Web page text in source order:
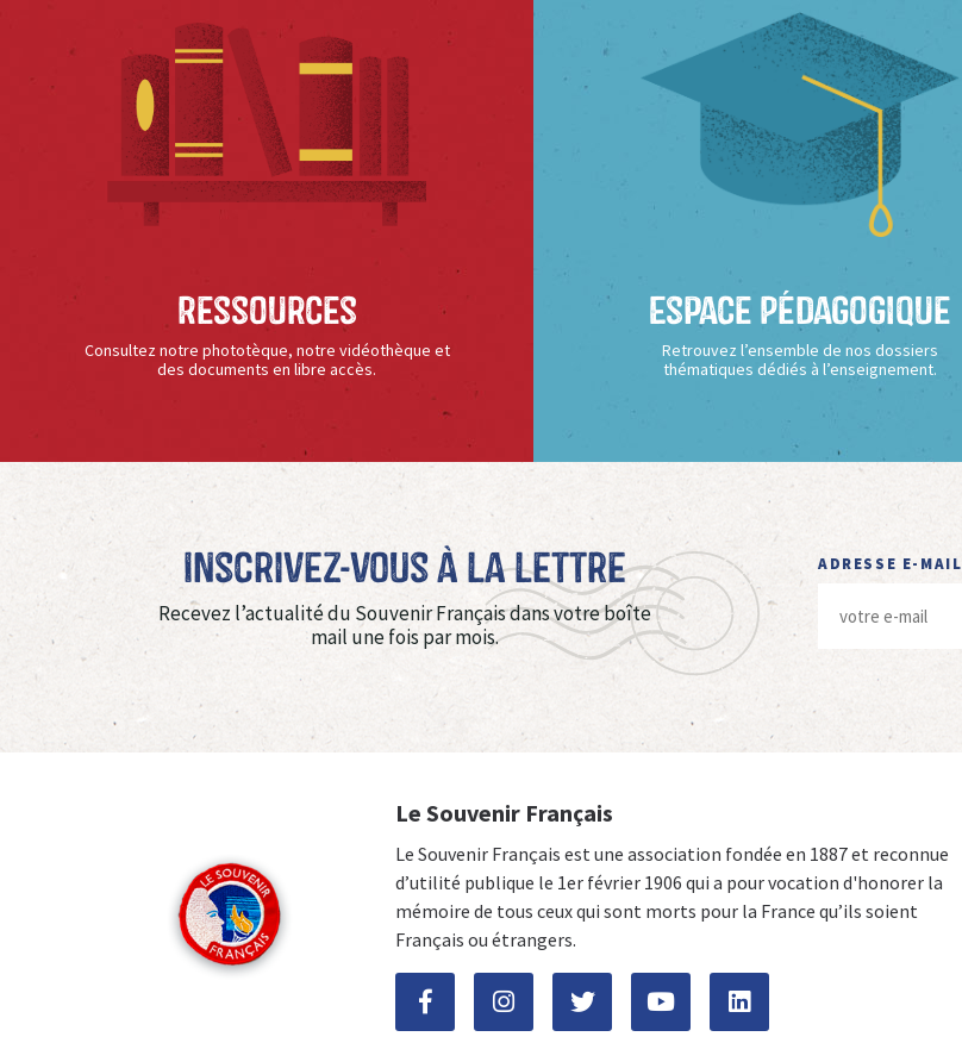
Ressources
Consultez notre phototèque, notre vidéothèque et
des documents en libre accès.
Espace Pédagogique
Retrouvez l’ensemble de nos dossiers
thématiques dédiés à l’enseignement.
Inscrivez-vous à La Lettre
Recevez l’actualité du Souvenir Français dans votre boîte
mail une fois par mois.
ADRESSE E-MAIL
Le Souvenir Français
Le Souvenir Français est une association fondée en 1887 et reconnue
d’utilité publique le 1er février 1906 qui a pour vocation d'honorer la
mémoire de tous ceux qui sont morts pour la France qu’ils soient
Français ou étrangers.